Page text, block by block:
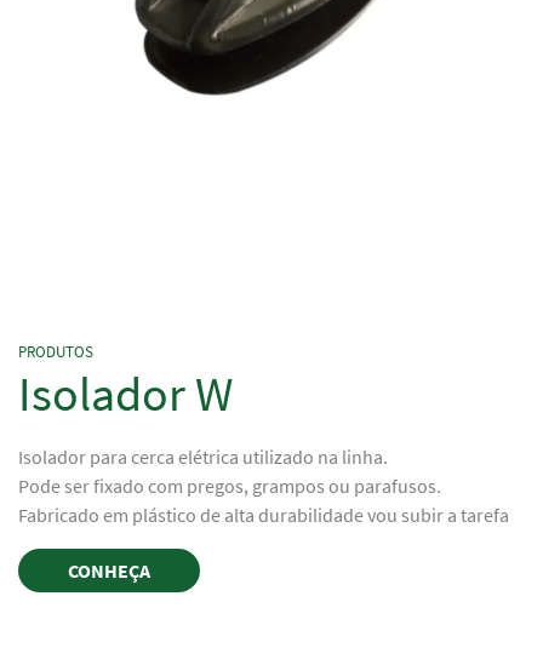
PRODUTOS
Isolador W
Isolador para cerca elétrica utilizado na linha.
Pode ser fixado com pregos, grampos ou parafusos.
Fabricado em plástico de alta durabilidade vou subir a tarefa
CONHEÇA